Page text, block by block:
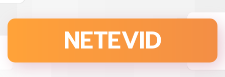
NETEVID